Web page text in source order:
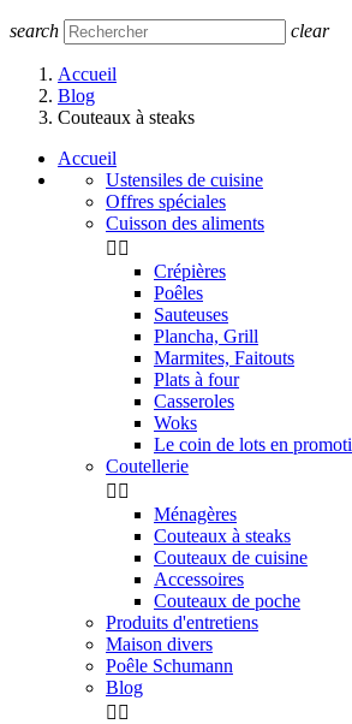
search clear
Accueil
Blog
Couteaux à steaks
Accueil
Ustensiles de cuisine
Offres spéciales
Cuisson des aliments
 
Crépières
Poêles
Sauteuses
Plancha, Grill
Marmites, Faitouts
Plats à four
Casseroles
Woks
Le coin de lots en
Coutellerie
 
Ménagères
Couteaux à steaks
Couteaux de cuisine
Accessoires
Couteaux de poche
Produits d'entretiens
Maison divers
Poêle Schumann
Blog
 